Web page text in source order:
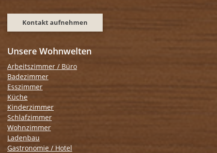
Kontakt aufnehmen
Unsere Wohnwelten
Arbeitszimmer / Büro
Badezimmer
Esszimmer
Küche
Kinderzimmer
Schlafzimmer
Wohnzimmer
Ladenbau
Gastronomie / Hotel